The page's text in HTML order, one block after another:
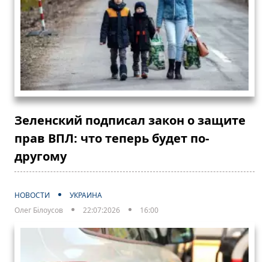
Зеленский подписал закон о защите
прав ВПЛ: что теперь будет по-
другому
НОВОСТИ
УКРАИНА
Олег Білоусов
22:07:2026 16:00